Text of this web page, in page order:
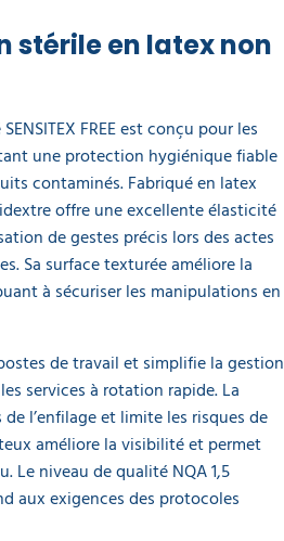
stérile en latex non
FREE est conçu pour les
une protection hygiénique fiable
contaminés. Fabriqué en latex
offre une excellente élasticité
de gestes précis lors des actes
Sa surface texturée améliore la
à sécuriser les manipulations en
de travail et simplifie la gestion
services à rotation rapide. La
l’enfilage et limite les risques de
améliore la visibilité et permet
Le niveau de qualité NQA 1,5
aux exigences des protocoles